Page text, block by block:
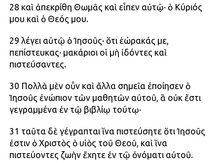
28 καὶ ἀπεκρίθη Θωμᾶς καὶ εἶπεν αὐτῷ· ὁ Κύριός
μου καὶ ὁ Θεός μου.
29 λέγει αὐτῷ ὁ Ἰησοῦς· ὅτι ἑώρακάς με,
πεπίστευκας· μακάριοι οἱ μὴ ἰδόντες καὶ
πιστεύσαντες.
30 Πολλὰ μὲν οὖν καὶ ἄλλα σημεῖα ἐποίησεν ὁ
Ἰησοῦς ἐνώπιον τῶν μαθητῶν αὐτοῦ, ἃ οὐκ ἔστι
γεγραμμένα ἐν τῷ βιβλίῳ τούτῳ·
31 ταῦτα δὲ γέγραπται ἵνα πιστεύσητε ὅτι Ἰησοῦς
ἐστιν ὁ Χριστὸς ὁ υἱὸς τοῦ Θεοῦ, καὶ ἵνα
πιστεύοντες ζωὴν ἔχητε ἐν τῷ ὀνόματι αὐτοῦ.